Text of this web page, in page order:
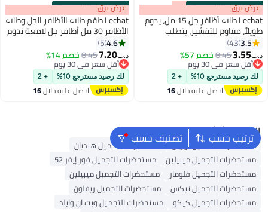
00m:00s
·باقي 100% عرض برق
Lechat طلاء أظافر جل 15 مل، يدوم
طويلاً، مقاوم للتقشير، يتطلب
فوق البنفسجية Nbgpt1
3.5
43
د.ب‏3.55
8.45خصم 57%
أقل سعر في 30 يوم
أقل سعر في 30 يوم
لك رصيد مسترجع 10% + 2
احصل عليه خلال16
00m:00s
·باقي 100% عرض برق
Lechat طقم طلاء الأظافر الجل وطلاء
الأظافر 30 مل أظافر جل لامعة تدوم
الأظافر فن الأظافر مانيكير فرنسي
بيديكير جودة صالون مقاومة
للتقشير تمديدات أظافر جل طلاء
الأظافر
4.6
5
د.ب‏7.20
8.45خصم 14%
أقل سعر في 30 يوم
أقل سعر في 30 يوم
لك رصيد مسترجع 10% + 2
احصل عليه خلال16
ترتيب حسب تصنيف حسب البحث الشائع
مستحضرات التجميل لوريال
مستحضرات التجميل هنديان
مستحضرات التجميل ميبيلين
مستحضرات التجميل فور إيفر 52
مستحضرات التجميل فلومار
مستحضرات التجميل ميبيلين
مستحضرات التجميل نيكس
مستحضرات التجميل ريفلون
مستحضرات التجميل كيكو
مستحضرات التجميل ويت ان وايلد